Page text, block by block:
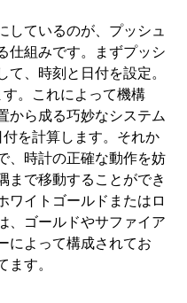
しているのが、プッシュ
仕組みです。まずプッシ
、時刻と日付を設定。
。これによって機構
から成る巧妙なシステム
を計算します。それか
、時計の正確な動作を妨
まで移動することができ
ワイトゴールドまたはロ
、ゴールドやサファイア
によって構成されてお
す。